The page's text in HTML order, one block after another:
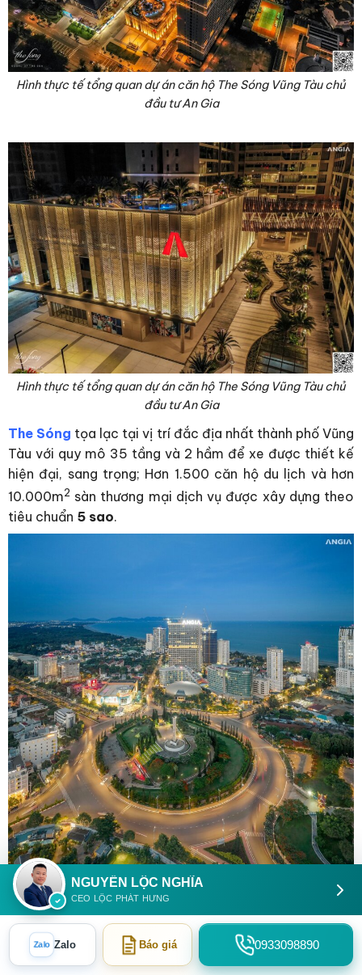
Hình thực tế tổng quan dự án căn hộ The Sóng Vũng Tàu chủ
đầu tư An Gia
Hình thực tế tổng quan dự án căn hộ The Sóng Vũng Tàu chủ
đầu tư An Gia
The Sóng tọa lạc tại vị trí đắc địa nhất thành phố Vũng
Tàu với quy mô 35 tầng và 2 hầm để xe được thiết kế
hiện đại, sang trọng; Hơn 1.500 căn hộ du lịch và hơn
10.000m2 sàn thương mại dịch vụ được xây dựng theo
tiêu chuẩn 5 sao.
Hình ảnh thực tế dự án The Sóng Vũng Tàu hướng biển.
NGUYỄN LỘC NGHĨA
CEO LỘC PHÁT HƯNG
Zalo Zalo Báo giá 0933098890